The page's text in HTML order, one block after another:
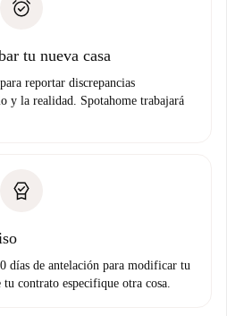
problema.
tu nueva casa
reportar discrepancias
y la realidad. Spotahome trabajará
días de antelación para modificar tu
contrato especifique otra cosa.